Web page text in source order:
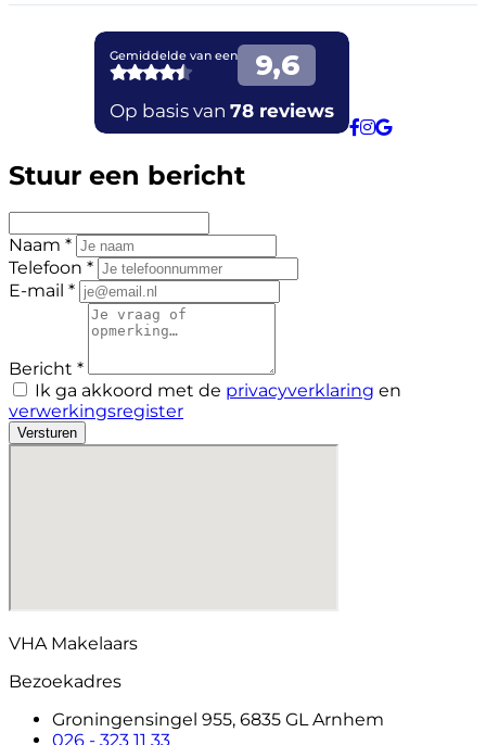
Stuur een bericht
Naam *
Telefoon *
E-mail *
Bericht *
Ik ga akkoord met de privacyverklaring en
verwerkingsregister
Versturen
VHA Makelaars
Bezoekadres
Groningensingel 955, 6835 GL Arnhem
026 - 323 11 33